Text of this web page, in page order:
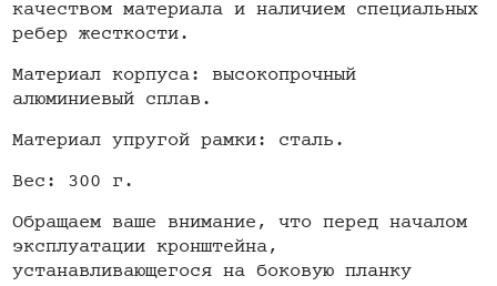
качеством материала и наличием специальных
ребер жесткости.
Материал корпуса: высокопрочный
алюминиевый сплав.
Материал упругой рамки: сталь.
Вес: 300 г.
Обращаем ваше внимание, что перед началом
эксплуатации кронштейна,
устанавливающегося на боковую планку